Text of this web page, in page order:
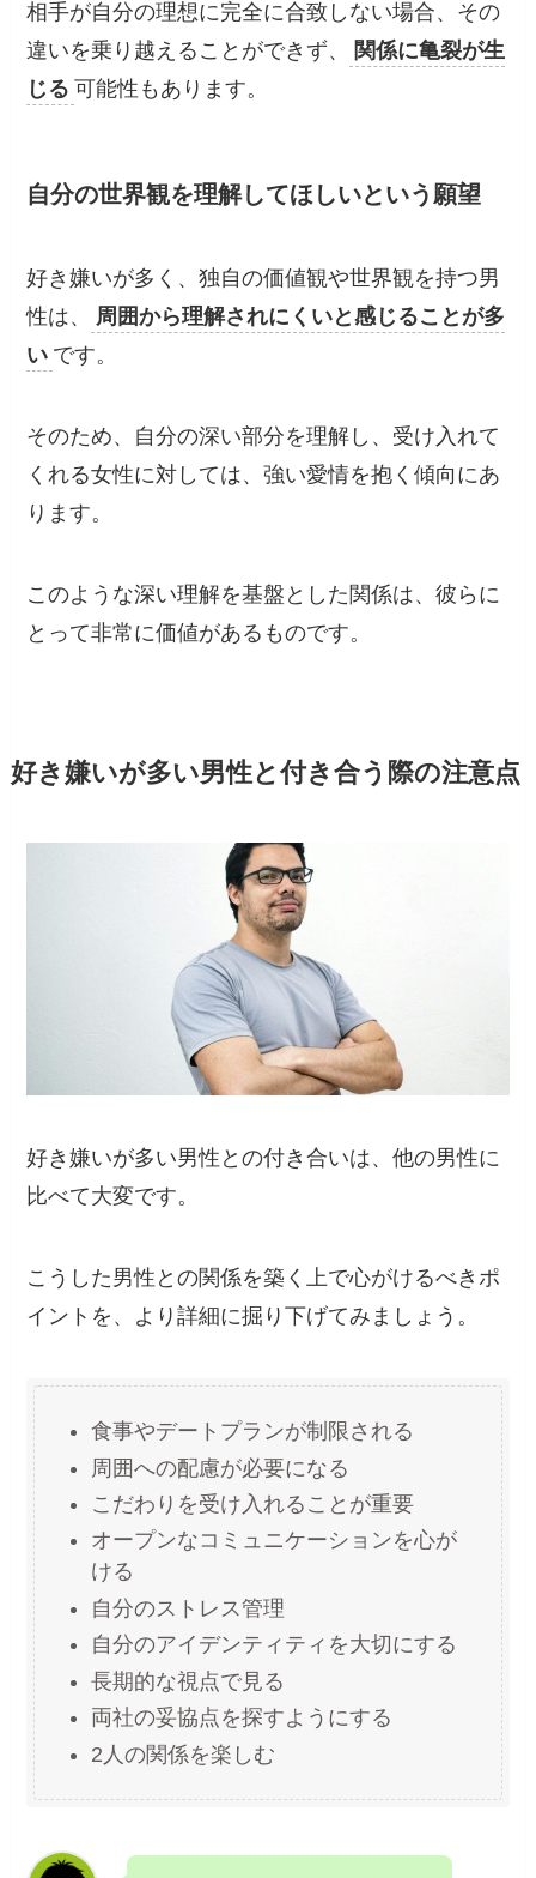
相手が自分の理想に完全に合致しない場合、その
違いを乗り越えることができず、
関係に亀裂が生
じる 可能性もあります。
自分の世界観を理解してほしいという願望
好き嫌いが多く、独自の価値観や世界観を持つ男
性は、
周囲から理解されにくいと感じることが多
い です。
そのため、自分の深い部分を理解し、受け入れて
くれる女性に対しては、強い愛情を抱く傾向にあ
ります。
このような深い理解を基盤とした関係は、彼らに
とって非常に価値があるものです。
好き嫌いが多い男性と付き合う際の注意点
好き嫌いが多い男性との付き合いは、他の男性に
比べて大変です。
こうした男性との関係を築く上で心がけるべきポ
イントを、より詳細に掘り下げてみましょう。
食事やデートプランが制限される
周囲への配慮が必要になる
こだわりを受け入れることが重要
オープンなコミュニケーションを心が
ける
自分のストレス管理
自分のアイデンティティを大切にする
長期的な視点で見る
両社の妥協点を探すようにする
2人の関係を楽しむ